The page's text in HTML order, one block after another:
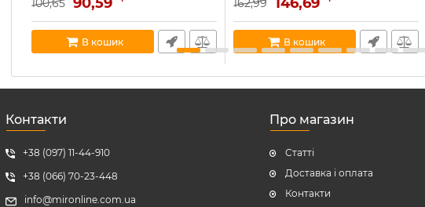
В наявності:5
100,65
В кошик
Артикул: 701-3131-137
В наявності:1
162,99
В кошик
Контакти
+38 (097) 11-44-910
+38 (066) 70-23-448
info@mironline.com.ua
Про магазин
Статті
Доставка і оплата
Контакти